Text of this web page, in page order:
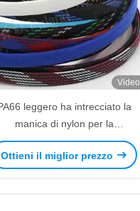
Video
leggero ha intrecciato la
manica di nylon per la
protezione elettrica del cavo
Ottieni il miglior prezzo